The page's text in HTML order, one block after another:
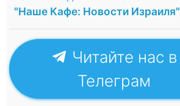
"Наше Кафе: Новости Израиля"
Читайте нас в
Телеграм